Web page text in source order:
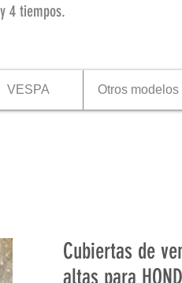
4 tiempos.
VESPA Otros modelos
Cubiertas de
altas para